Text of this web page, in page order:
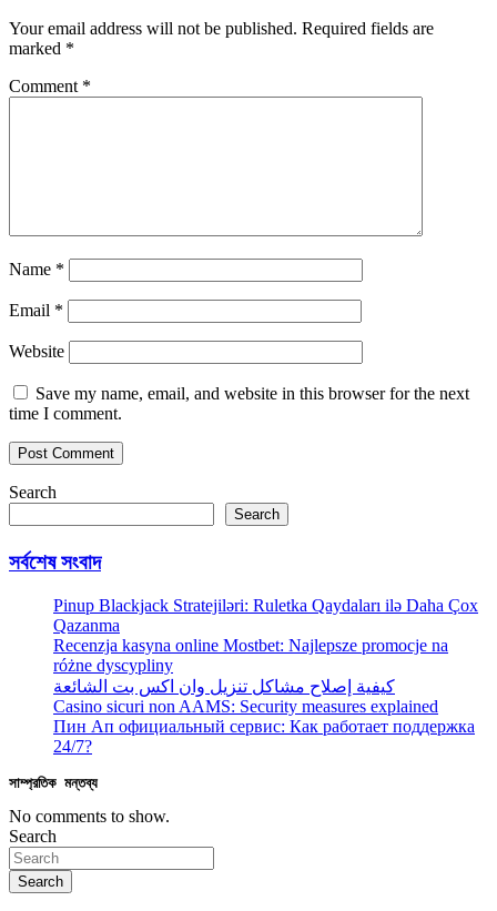
Your email address will not be published. Required fields are
marked *
Comment *
Name *
Email *
Website
Save my name, email, and website in this browser for the next
time I comment.
Search
Search
সর্বশেষ সংবাদ
Pinup Blackjack Stratejiləri: Ruletka Qaydaları ilə Daha Çox
Qazanma
Recenzja kasyna online Mostbet: Najlepsze promocje na
różne dyscypliny
كيفية إصلاح مشاكل تنزيل وان اكس بت الشائعة
Casino sicuri non AAMS: Security measures explained
Пин Ап официальный сервис: Как работает поддержка
24/7?
সাম্প্রতিক মন্তব্য
No comments to show.
Search
Search